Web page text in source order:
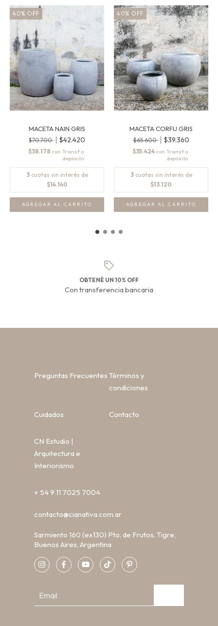
40% OFF
MACETA NAIN GRIS
$70.700 $42.420
$38.178 con
3 cuotas sin interés de
$14.140
AGREGAR AL CARRITO
40% OFF
MACETA CORFU GRIS
$65.600 $39.360
$35.424 con
3 cuotas sin interés de
$13.120
AGREGAR AL CARRITO
OBTENÉ UN 10% OFF
Con transferencia bancaria
Preguntas Frecuentes Términos y
condiciones
Cuidados Contacto
CN Estudio |
Arquitectura e
Interiorismo
+ 54 9 11 7025 7004
contacto@cianativa.com.ar
Sarmiento 160 (ex130) Pto. de Frutos. Tigre,
Buenos Aires, Argentina